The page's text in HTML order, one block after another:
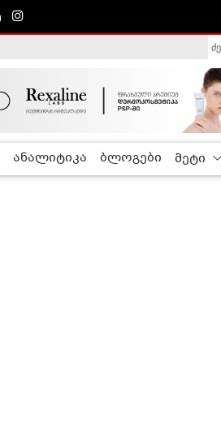
ანალიტიკა ბლოგები მეტი